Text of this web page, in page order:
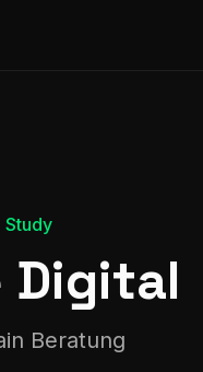
Study
Digital
Beratung